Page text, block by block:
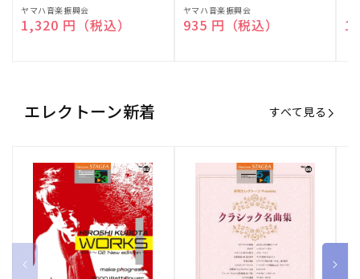
販
売
ヤマハ音楽振興会
通常価格
1,320 円（税込）
販
売
ヤマハ音楽振興会
通常価格
935 円（税込）
売
エレクトーン新着 すべて見る